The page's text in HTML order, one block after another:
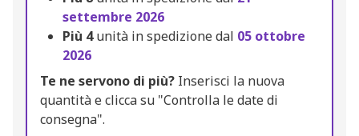
settembre 2026
Più 4unità in spedizione dal 05 ottobre
2026
Te ne servono di più? Inserisci la nuova
quantità e clicca su "Controlla le date di
consegna".